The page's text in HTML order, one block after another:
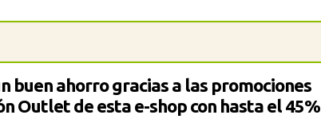
buen ahorro gracias a las promociones
Outlet de esta e-shop con hasta el 45%